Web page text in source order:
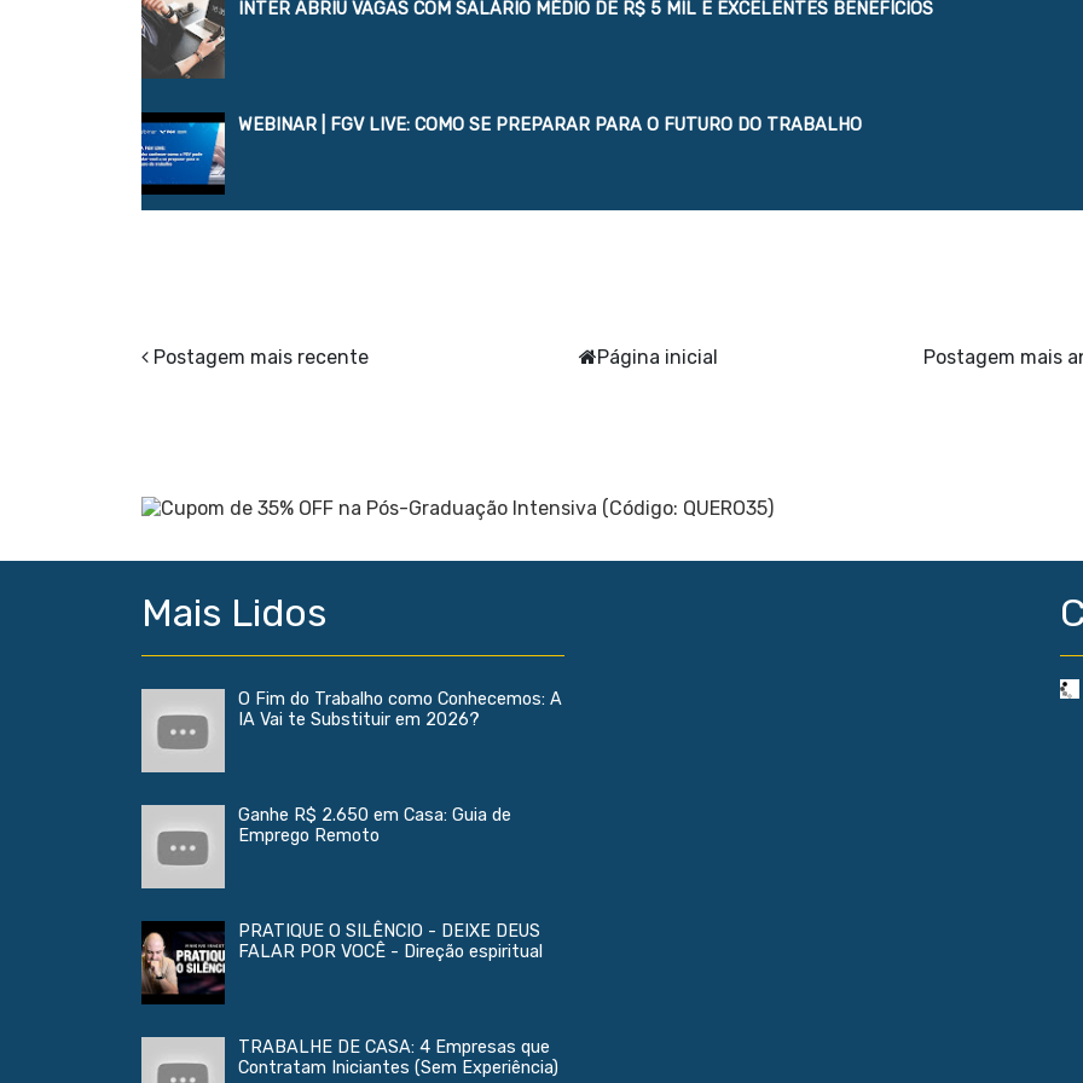
INTER ABRIU VAGAS COM SALÁRIO MÉDIO DE R$ 5 MIL E EXCELENTES BENEFÍCIOS
WEBINAR | FGV LIVE: COMO SE PREPARAR PARA O FUTURO DO TRABALHO
Postagem mais recente Postagem mais
Página inicial
Mais Lidos
O Fim do Trabalho como Conhecemos: A
IA Vai te Substituir em 2026?
Ganhe R$ 2.650 em Casa: Guia de
Emprego Remoto
PRATIQUE O SILÊNCIO - DEIXE DEUS
FALAR POR VOCÊ - Direção espiritual
TRABALHE DE CASA: 4 Empresas que
Contratam Iniciantes (Sem Experiência)